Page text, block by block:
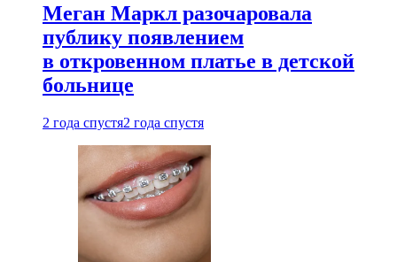
Меган Маркл разочаровала
публику появлением
в откровенном платье в детской
больнице
2 года спустя2 года спустя